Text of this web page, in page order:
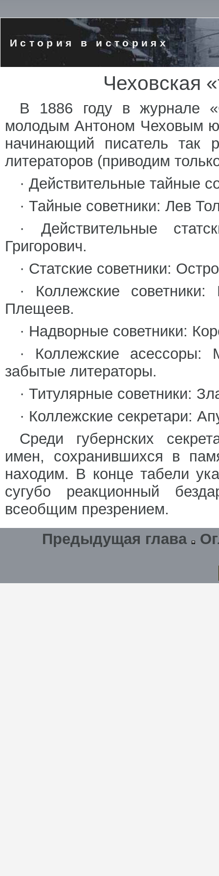
История в историях
Чеховская
В 1886 году в журнале
молодым Антоном Чеховым
начинающий писатель так
литераторов (приводим
· Действительные тайные
· Тайные советники: Лев
· Действительные
Григорович.
· Статские советники:
· Коллежские
Плещеев.
· Надворные советники:
· Коллежские асессоры:
забытые литераторы.
· Титулярные советники:
· Коллежские секретари:
Среди губернских
имен, сохранившихся в
находим. В конце табели
сугубо реакционный
всеобщим презрением.
Предыдущая глава